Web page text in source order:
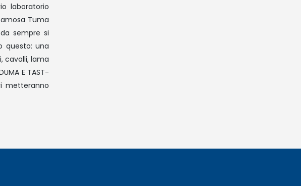
laboratorio
Tuma
sempre si
questo: una
cavalli, lama
E TAST-
metteranno